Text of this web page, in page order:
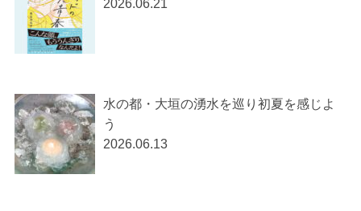
2026.06.21
水の都・大垣の湧水を巡り初夏を感じよ
う
2026.06.13